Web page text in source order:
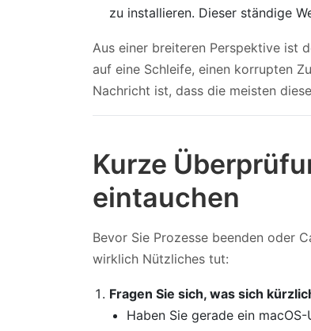
zu installieren. Dieser ständige
Aus einer breiteren Perspektive ist
auf eine Schleife, einen korrupten
Nachricht ist, dass die meisten
Kurze
eintauchen
Bevor Sie Prozesse beenden oder
wirklich Nützliches tut:
Fragen Sie sich, was sich
Haben Sie gerade ein